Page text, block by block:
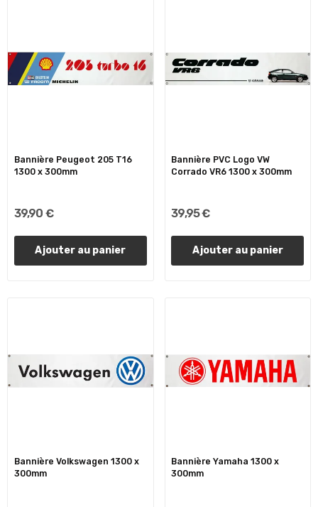
Bannière Peugeot 205 T16
1300 x 300mm
39,90 €
Ajouter au panier
Bannière PVC Logo VW
Corrado VR6 1300 x 300mm
39,95 €
Ajouter au panier
Bannière Volkswagen 1300 x
300mm
Bannière Yamaha 1300 x
300mm